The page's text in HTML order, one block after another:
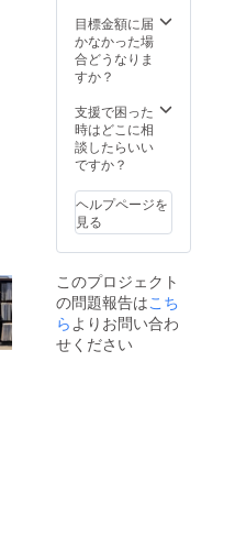
小限に
抑えた
パター
Japan ●
サイズ
W:34c
m/H:38
cm/トッ
プハン
高:18c
m ラン
ニング
の長
さ:39-
64cm
多少の
り、ま
たテフ
ロン加
により
高性能
の撥
水、防
があり
プリン
トは環
境に配
慮した
無水プ
リン
ト。ロ
デュラ
糸と再
生PET
糸を使
用して
いる
為、協
境に優
しい商
品で
す。
ンキャ
ンバス
に比べ
ると軽
能ファ
ブリッ
クの特
耗、引
き裂
き、擦
り切れ
る強さ
を備え
ていま
す。ま
素材(エ
コメイ
ドキャ
ンバ
ス）は
ネット
ワーク
販売や
企業イ
が相違
する場
合等、
掲載を
させて
いただ
く場合
があり
お断り
させて
いただ
いた場
合にお
目標金額に届
かなかった場
合どうなりま
すか？
支援で困った
時はどこに相
談したらいい
ですか？
ヘルプページを
見る
このプロジェクト
の問題報告はこち
ら よりお問い合わ
せください